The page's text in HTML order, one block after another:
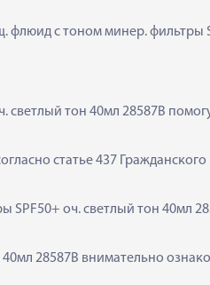
флюид с тоном минер. фильтры
тон 40мл 28587B
статье 437 Гражданского
оч. светлый тон 40мл
28587B внимательно